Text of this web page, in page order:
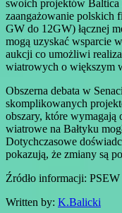
swoich projektów Baltica
zaangażowanie polskich
GW do 12GW) łącznej
mogą uzyskać wsparcie
aukcji co umożliwi
wiatrowych o większym
Obszerna debata w
skomplikowanych
obszary, które
wiatrowe na Bałtyku
Dotychczasowe
pokazują, że zmiany są
Źródło informacji: PSEW
Written by: K.Balicki